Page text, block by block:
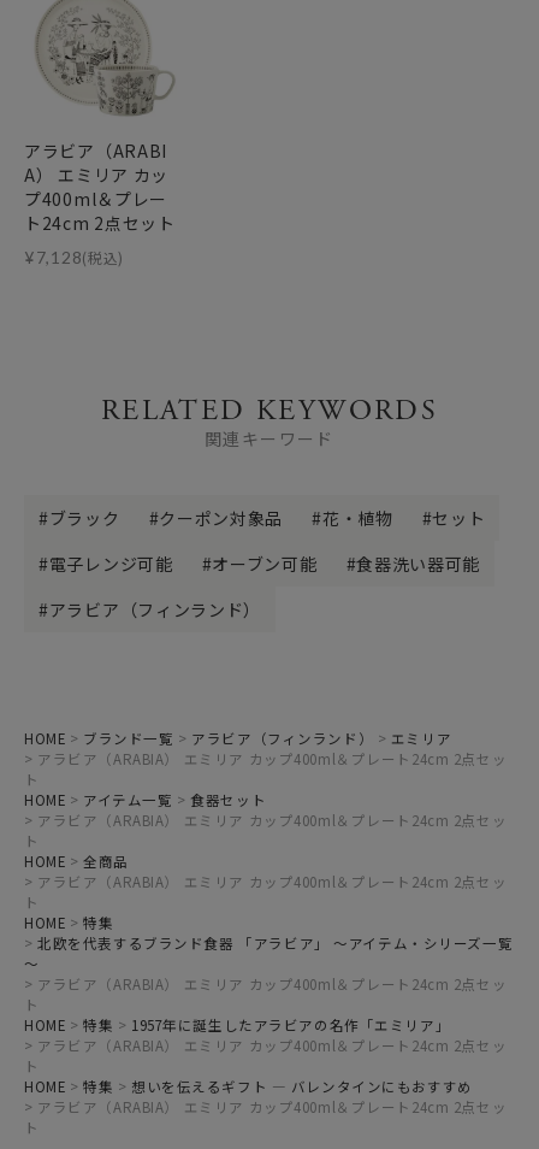
アラビア（ARABI
A） エミリア カッ
プ400ml＆プレー
ト24cm 2点セット
¥7,128(税込)
RELATED KEYWORDS
関連キーワード
ブラック クーポン対象品 花・植物
セット
電子レンジ可能
オーブン可能
食器洗い器可能
アラビア（フィンランド）
HOME ブランド一覧 アラビア（フィンランド）
エミリア
アラビア（ARABIA） エミリア カップ400ml＆プレート24cm 2点セッ
ト
HOME
アイテム一覧
食器セット
アラビア（ARABIA） エミリア カップ400ml＆プレート24cm 2点セッ
ト
HOME
全商品
アラビア（ARABIA） エミリア カップ400ml＆プレート24cm 2点セッ
ト
HOME
特集
北欧を代表するブランド食器 「アラビア」 ～アイテム・シリーズ一覧
～
アラビア（ARABIA） エミリア カップ400ml＆プレート24cm 2点セッ
ト
HOME
特集
1957年に誕生したアラビアの名作「エミリア」
アラビア（ARABIA） エミリア カップ400ml＆プレート24cm 2点セッ
ト
HOME
特集
想いを伝えるギフト ― バレンタインにもおすすめ
アラビア（ARABIA） エミリア カップ400ml＆プレート24cm 2点セッ
ト